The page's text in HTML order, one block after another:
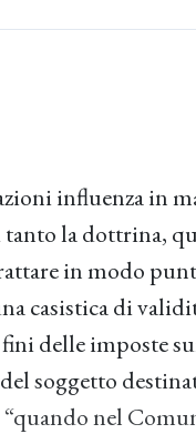
influenza in
la dottrina,
in modo
casistica di
delle imposte
soggetto
nel